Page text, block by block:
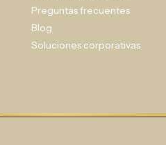
Preguntas frecuentes
Blog
Soluciones corporativas